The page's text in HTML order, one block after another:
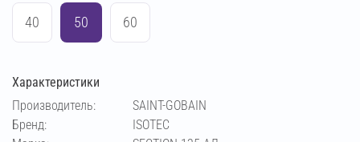
194 219 273
40 50 60
Характеристики
Производитель:
SAINT-GOBAIN
Бренд:
ISOTEC